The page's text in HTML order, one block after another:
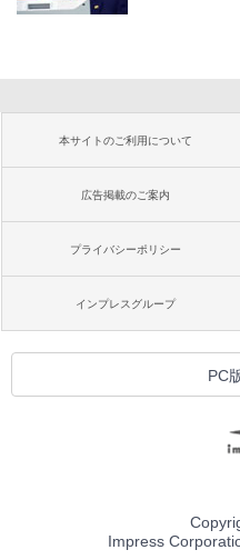
本サイトのご利用について
広告掲載のご案内
プライバシーポリシー
インプレスグループ
PC
Impress